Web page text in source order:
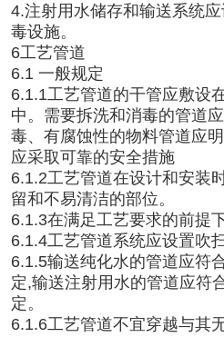
4.注射用水储存和输送系统
毒设施。
6工艺管道
6.1 一般规定
6.1.1工艺管道的干管应敷设
中。需要拆洗和消毒的管道
毒、有腐蚀性的物料管道应
应采取可靠的安全措施
6.1.2工艺管道在设计和安装
留和不易清洁的部位。
6.1.3在满足工艺要求的前提
6.1.4工艺管道系统应设置吹
6.1.5输送纯化水的管道应符
定,输送注射用水的管道应符
定。
6.1.6工艺管道不宜穿越与其